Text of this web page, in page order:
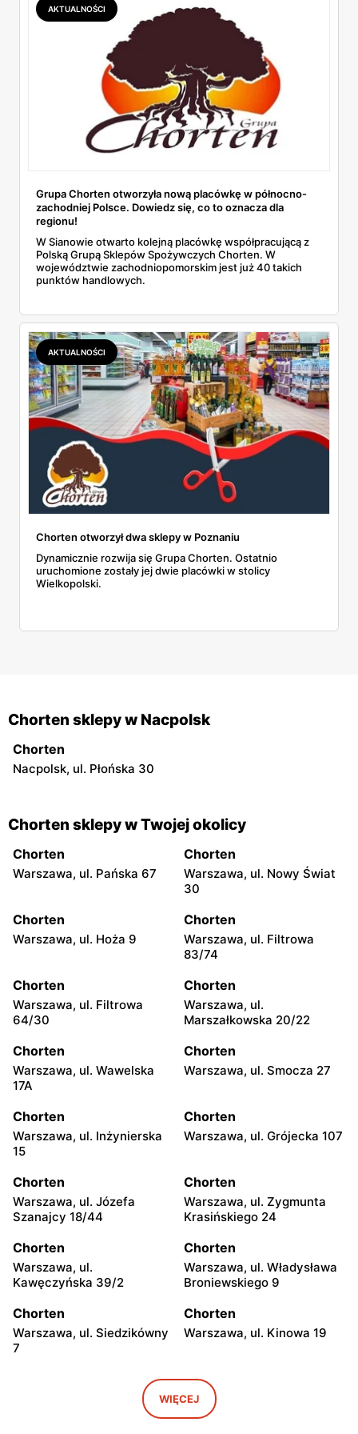
AKTUALNOŚCI
Grupa Chorten otworzyła nową placówkę w północno-
zachodniej Polsce. Dowiedz się, co to oznacza dla
regionu!
W Sianowie otwarto kolejną placówkę współpracującą z
Polską Grupą Sklepów Spożywczych Chorten. W
województwie zachodniopomorskim jest już 40 takich
punktów handlowych.
AKTUALNOŚCI
Chorten otworzył dwa sklepy w Poznaniu
Dynamicznie rozwija się Grupa Chorten. Ostatnio
uruchomione zostały jej dwie placówki w stolicy
Wielkopolski.
Chorten sklepy w Nacpolsk
Chorten
Nacpolsk, ul. Płońska 30
Chorten sklepy w Twojej okolicy
Chorten
Warszawa, ul. Pańska 67
Chorten
Warszawa, ul. Nowy Świat
30
Chorten
Warszawa, ul. Hoża 9
Chorten
Warszawa, ul. Filtrowa
83/74
Chorten
Warszawa, ul. Filtrowa
64/30
Chorten
Warszawa, ul.
Marszałkowska 20/22
Chorten
Warszawa, ul. Wawelska
17A
Chorten
Warszawa, ul. Smocza 27
Chorten
Warszawa, ul. Inżynierska
15
Chorten
Warszawa, ul. Grójecka 107
Chorten
Warszawa, ul. Józefa
Szanajcy 18/44
Chorten
Warszawa, ul. Zygmunta
Krasińskiego 24
Chorten
Warszawa, ul.
Kawęczyńska 39/2
Chorten
Warszawa, ul. Władysława
Broniewskiego 9
Chorten
Warszawa, ul. Siedzikówny
7
Chorten
Warszawa, ul. Kinowa 19
Chorten
Warszawa al. Stanów
Zjednoczonych 32/U1
WIĘCEJ